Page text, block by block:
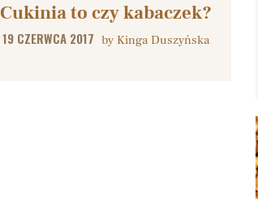
Cukinia to czy kabaczek?
19 CZERWCA 2017 by Kinga Duszyńska